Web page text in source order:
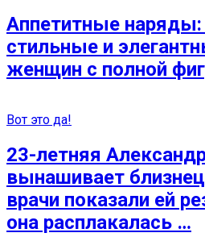
Аппетитные
стильные и
женщин с полной
Вот это да!
23-летняя
вынашивает
врачи показали ей
она расплакалась …